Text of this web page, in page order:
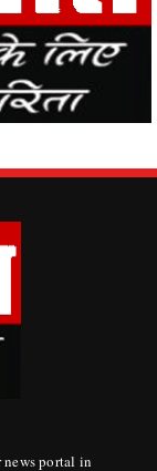
portal in